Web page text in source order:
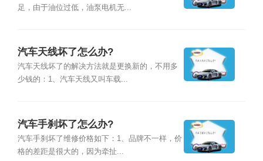
足，由于油位过低，油泵电机无...
汽车天线坏了怎么办?
汽车天线坏了的解决方法就是更换新的，不用多
少钱的：1、汽车天线又叫车载...
汽车手刹坏了怎么办?
汽车手刹坏了维修价格如下：1、品牌不一样，价
格的差距是很大的，因为牵扯...